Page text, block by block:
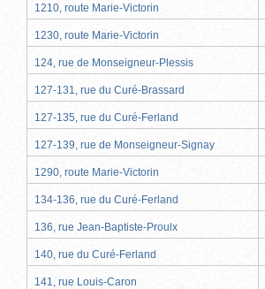
1210, route Marie-Victorin
1230, route Marie-Victorin
124, rue de Monseigneur-Plessis
127-131, rue du Curé-Brassard
127-135, rue du Curé-Ferland
127-139, rue de Monseigneur-Signay
1290, route Marie-Victorin
134-136, rue du Curé-Ferland
136, rue Jean-Baptiste-Proulx
140, rue du Curé-Ferland
141, rue Louis-Caron